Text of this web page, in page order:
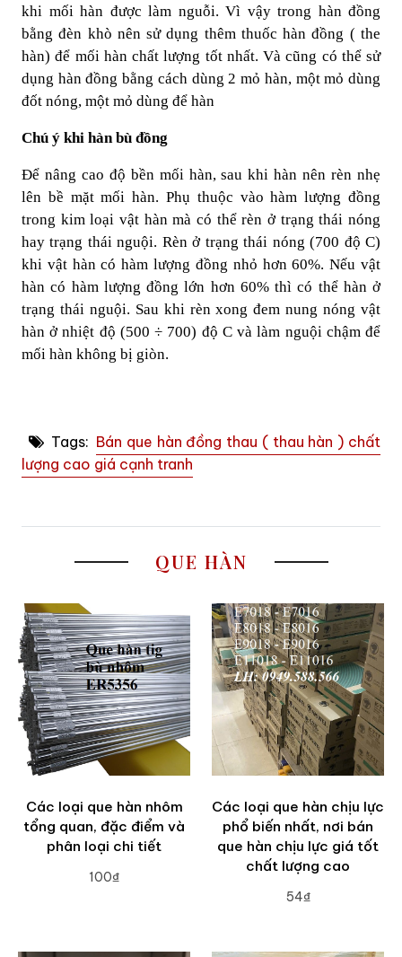
khi mối hàn được làm nguỗi. Vì vậy trong hàn đồng
bằng đèn khò nên sử dụng thêm thuốc hàn đồng ( the
hàn) để mối hàn chất lượng tốt nhất. Và cũng có thể sử
dụng hàn đồng bằng cách dùng 2 mỏ hàn, một mỏ dùng
đốt nóng, một mỏ dùng để hàn
Chú ý khi hàn bù đồng
Để nâng cao độ bền mối hàn, sau khi hàn nên rèn nhẹ
lên bề mặt mối hàn. Phụ thuộc vào hàm lượng đồng
trong kim loại vật hàn mà có thể rèn ở trạng thái nóng
hay trạng thái nguội. Rèn ở trạng thái nóng (700 độ C)
khi vật hàn có hàm lượng đồng nhỏ hơn 60%. Nếu vật
hàn có hàm lượng đồng lớn hơn 60% thì có thể hàn ở
trạng thái nguội. Sau khi rèn xong đem nung nóng vật
hàn ở nhiệt độ (500 ÷ 700) độ C và làm nguội chậm để
mối hàn không bị giòn.
Tags: Bán que hàn đồng thau ( thau hàn ) chất
lượng cao giá cạnh tranh
QUE HÀN
Các loại que hàn nhôm
tổng quan, đặc điểm và
phân loại chi tiết
100₫
Các loại que hàn chịu lực
phổ biến nhất, nơi bán
que hàn chịu lực giá tốt
chất lượng cao
54₫